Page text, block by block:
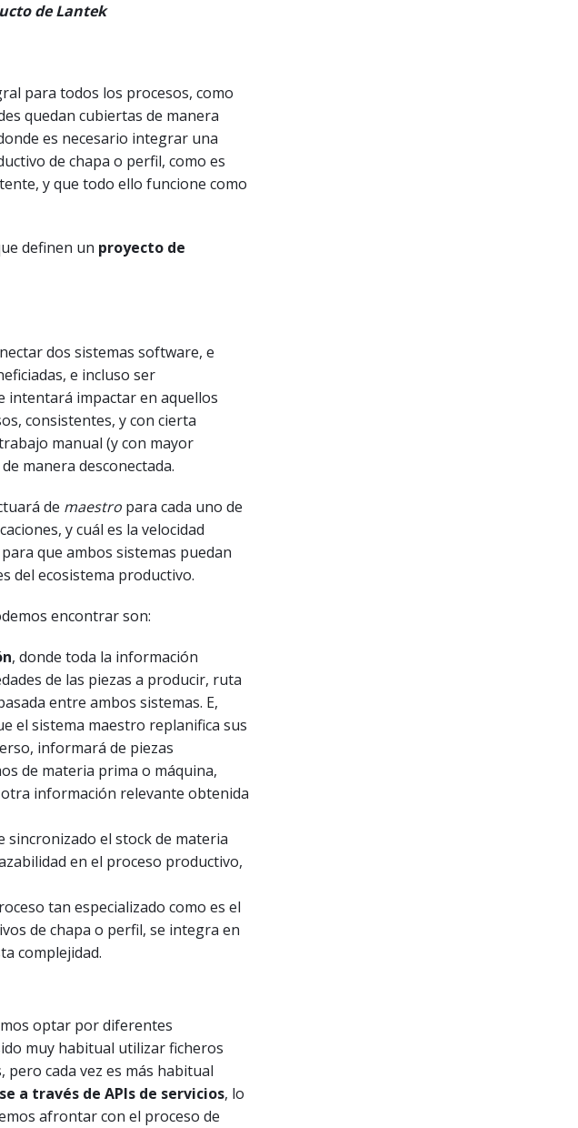
de Lantek
para todos los procesos, como
quedan cubiertas de manera
es necesario integrar una
de chapa o perfil, como es
y que todo ello funcione como
definen un proyecto de
dos sistemas software, e
e incluso ser
intentará impactar en aquellos
consistentes, y con cierta
manual (y con mayor
manera desconectada.
de maestro para cada uno de
y cuál es la velocidad
que ambos sistemas puedan
del ecosistema productivo.
encontrar son:
, donde toda la información
de las piezas a producir, ruta
entre ambos sistemas. E,
el sistema maestro replanifica sus
informará de piezas
de materia prima o máquina,
información relevante obtenida
sincronizado el stock de materia
en el proceso productivo,
tan especializado como es el
de chapa o perfil, se integra en
complejidad.
optar por diferentes
muy habitual utilizar ficheros
cada vez es más habitual
a través de APIs de servicios, lo
afrontar con el proceso de